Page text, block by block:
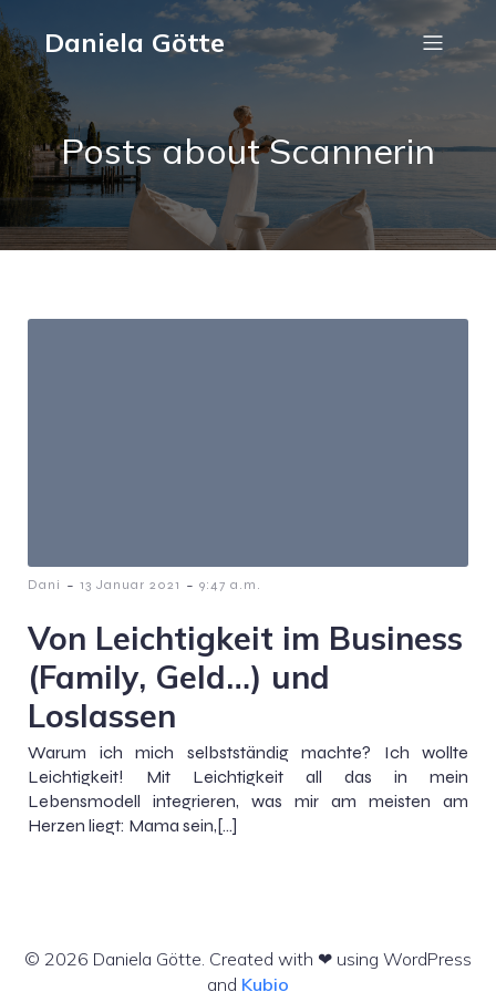
Daniela Götte
Posts about Scannerin
Dani - 13 Januar 2021 - 9:47 a.m.
Von Leichtigkeit im Business
(Family, Geld…) und
Loslassen
Warum ich mich selbstständig machte? Ich wollte
Leichtigkeit! Mit Leichtigkeit all das in mein
Lebensmodell integrieren, was mir am meisten am
Herzen liegt: Mama sein,[…]
© 2026 Daniela Götte. Created with ❤ using WordPress
and Kubio